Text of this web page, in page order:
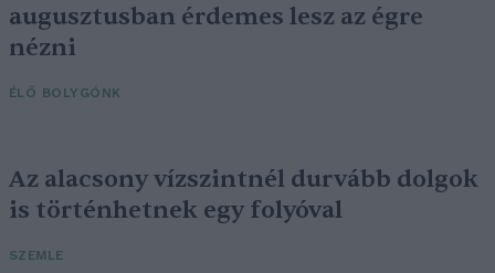
augusztusban érdemes lesz az égre
nézni
ÉLŐ BOLYGÓNK
Az alacsony vízszintnél durvább dolgok
is történhetnek egy folyóval
SZEMLE